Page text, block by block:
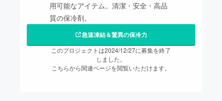
CAMPFIRE for Social Good
CAMPFIREふるさと納税machi-yaコミュニティ
用可能なアイテム。清潔・安全・高品
質の保冷剤。
急速凍結＆驚異の保冷力
このプロジェクトは2024/12/27に募集を終了
しました。
こちらから関連ページを閲覧いただけます。